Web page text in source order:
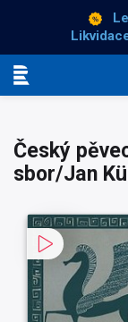
Český
sbor/Jan